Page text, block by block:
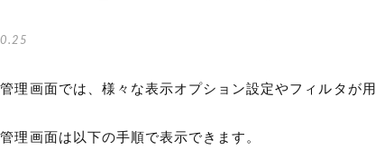
理画面では、様々な表示オプション設定やフィルタが
理画面は以下の手順で表示できます。